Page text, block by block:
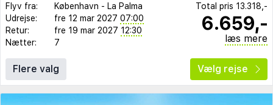
Flyv fra: København - La Palma
Udrejse:
fre 12 mar 2027 07:00
Retur:
fre 19 mar 2027 12:30
Nætter:
7
Total pris 13.318,-
6.659,-
læs mere
Flere valg Vælg rejse